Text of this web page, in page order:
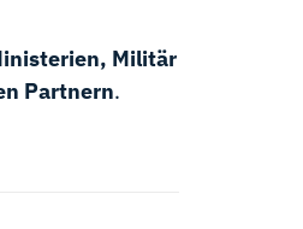
Militär
Partnern.